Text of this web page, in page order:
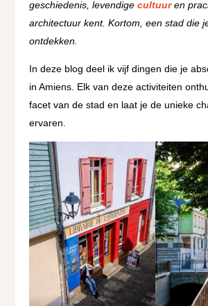
geschiedenis, levendigecultuuren
architectuur kent. Kortom, een stad die
ontdekken.
In deze blog deel ik vijf dingen die je
in Amiens. Elk van deze activiteiten
facet van de stad en laat je de unieke
ervaren.